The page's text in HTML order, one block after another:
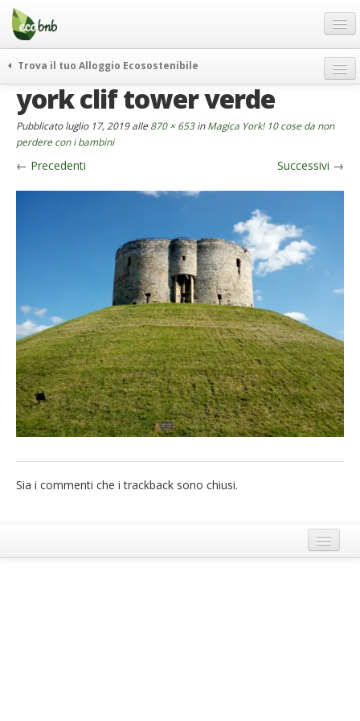
Menu
Salta
contenuto
Offerte Speciali
Regali
FAQ
Chi Siamo
English
Spanish
French
Italiano
Trova il tuo Alloggio Ecosostenibile
weekend green
itinerari
curiosità
vivere e viaggiare verde
news ed eventi
york clif tower verde
Pubblicatoluglio 17, 2019alle 870 × 653inMagica York! 10 cose da non
perdere con i bambini
← Precedenti Successivi →
Sia i commenti che i trackback sono chiusi.